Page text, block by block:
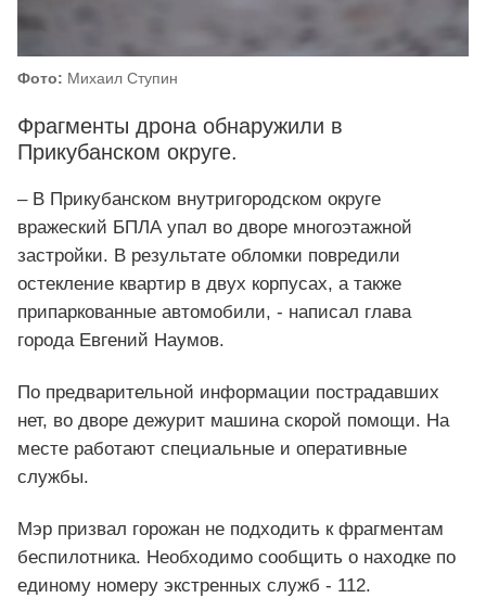
Фото: Михаил Ступин
Фрагменты дрона обнаружили в
Прикубанском округе.
– В Прикубанском внутригородском округе
вражеский БПЛА упал во дворе многоэтажной
застройки. В результате обломки повредили
остекление квартир в двух корпусах, а также
припаркованные автомобили, - написал глава
города Евгений Наумов.
По предварительной информации пострадавших
нет, во дворе дежурит машина скорой помощи. На
месте работают специальные и оперативные
службы.
Мэр призвал горожан не подходить к фрагментам
беспилотника. Необходимо сообщить о находке по
единому номеру экстренных служб - 112.